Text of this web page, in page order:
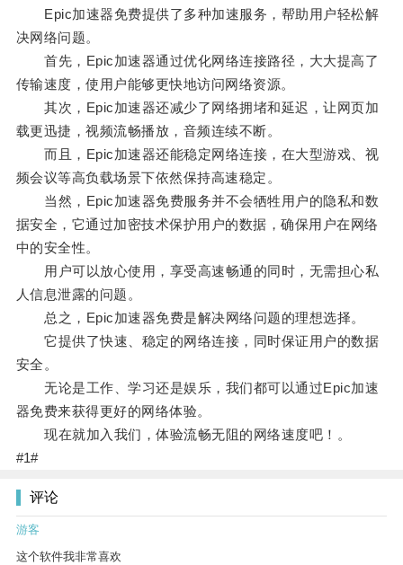
Epic加速器免费提供了多种加速服务，帮助用户轻松解
决网络问题。
首先，Epic加速器通过优化网络连接路径，大大提高了
传输速度，使用户能够更快地访问网络资源。
其次，Epic加速器还减少了网络拥堵和延迟，让网页加
载更迅捷，视频流畅播放，音频连续不断。
而且，Epic加速器还能稳定网络连接，在大型游戏、视
频会议等高负载场景下依然保持高速稳定。
当然，Epic加速器免费服务并不会牺牲用户的隐私和数
据安全，它通过加密技术保护用户的数据，确保用户在网络
中的安全性。
用户可以放心使用，享受高速畅通的同时，无需担心私
人信息泄露的问题。
总之，Epic加速器免费是解决网络问题的理想选择。
它提供了快速、稳定的网络连接，同时保证用户的数据
安全。
无论是工作、学习还是娱乐，我们都可以通过Epic加速
器免费来获得更好的网络体验。
现在就加入我们，体验流畅无阻的网络速度吧！。
#1#
评论
游客
这个软件我非常喜欢